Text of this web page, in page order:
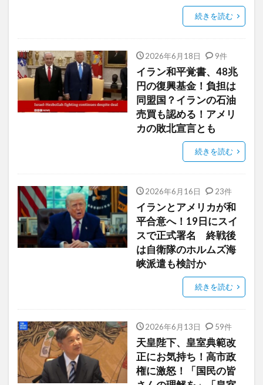
続きを読む
2026年6月18日 9件
イラン和平覚書、48兆
円の復興基金！負担は
同盟国？イランの石油
売買も認める！アメリ
カの敗北宣言とも
続きを読む
2026年6月16日 23件
イランとアメリカが和
平合意へ！19日にスイ
スで正式署名 終戦後
は自衛隊のホルムズ海
峡派遣も検討か
続きを読む
2026年6月13日 59件
天皇陛下、皇室典範改
正にお気持ち！高市政
権に激怒！「国民の皆